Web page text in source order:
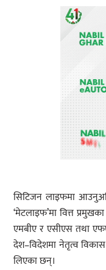
सिटिजन लाइफमा
‘मेटलाइफ’मा वित्त
एमबीए र एसीएस तथा
देश–विदेशमा नेतृत्व
लिएका छन्।